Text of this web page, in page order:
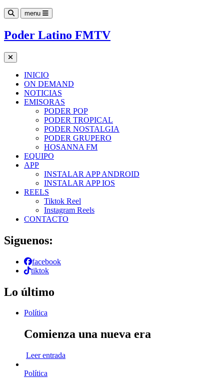
menu
Poder Latino FMTV
INICIO
ON DEMAND
NOTICIAS
EMISORAS
PODER POP
PODER TROPICAL
PODER NOSTALGIA
PODER GRUPERO
HOSANNA FM
EQUIPO
APP
INSTALAR APP ANDROID
INSTALAR APP IOS
REELS
Tiktok Reel
Instagram Reels
CONTACTO
Siguenos:
facebook
tiktok
Lo último
Política
Comienza una nueva era
Leer entrada
Política